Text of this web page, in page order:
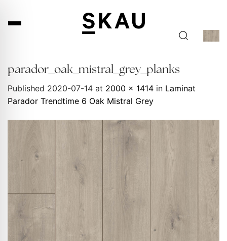
parador_oak_mistral_grey_planks
Published 2020-07-14 at 2000 × 1414 in Laminat
Parador Trendtime 6 Oak Mistral Grey